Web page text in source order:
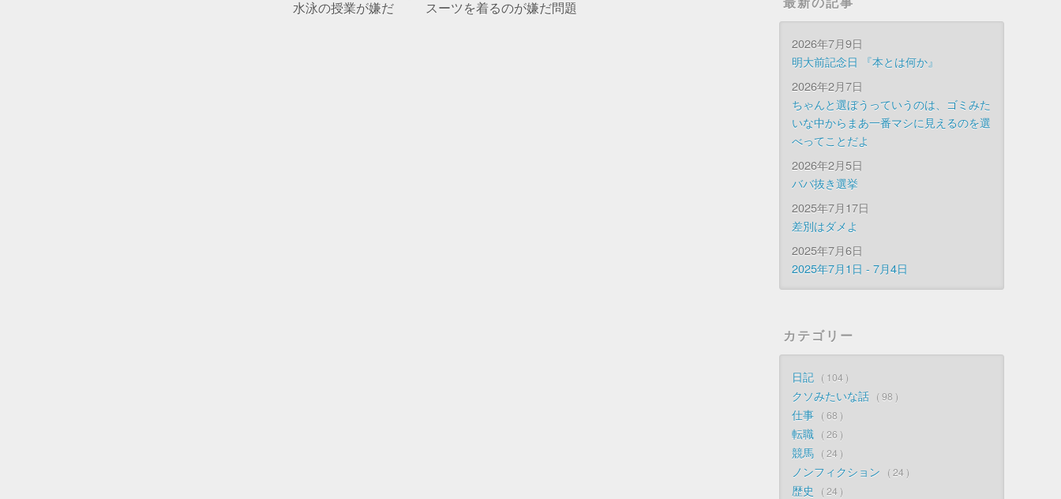
水泳の授業が嫌だ
スーツを着るのが嫌だ問題
2026年7月9日
明大前記念日 『本とは何か』
2026年2月7日
ちゃんと選ぼうっていうのは、ゴミみた
いな中からまあ一番マシに見えるのを選
べってことだよ
2026年2月5日
ババ抜き選挙
2025年7月17日
差別はダメよ
2025年7月6日
2025年7月1日 - 7月4日
カテゴリー
日記 104
クソみたいな話 98
仕事 68
転職 26
競馬 24
ノンフィクション 24
歴史 24